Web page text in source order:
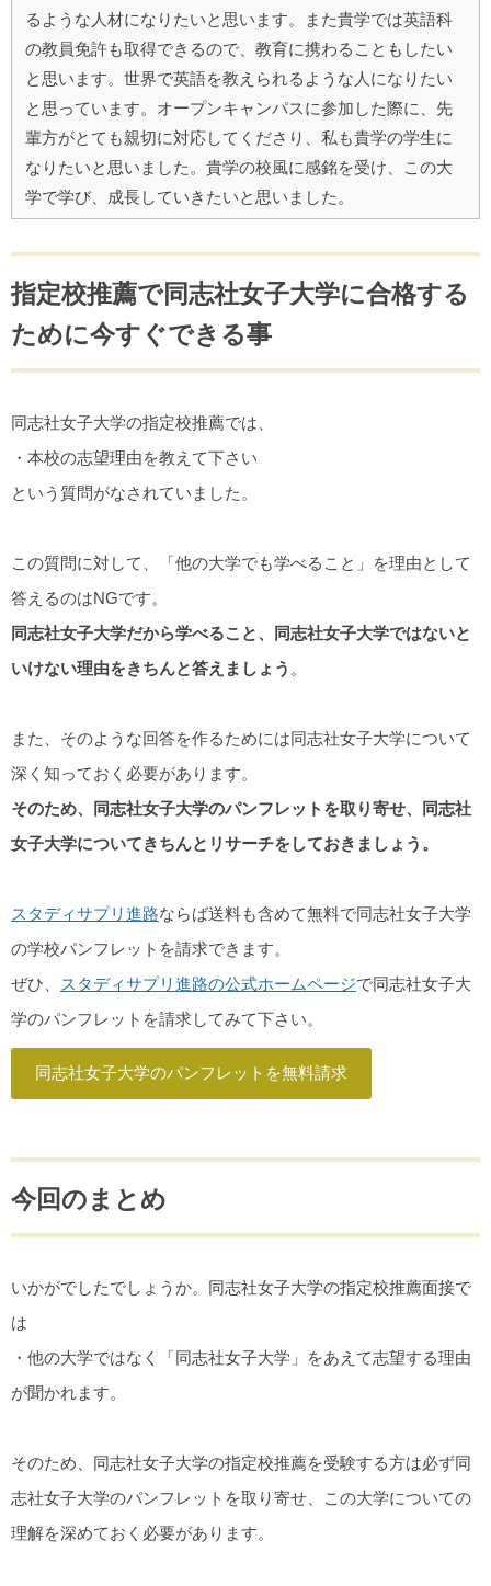
るような人材になりたいと思います。また貴学では英語科
の教員免許も取得できるので、教育に携わることもしたい
と思います。世界で英語を教えられるような人になりたい
と思っています。オープンキャンパスに参加した際に、先
輩方がとても親切に対応してくださり、私も貴学の学生に
なりたいと思いました。貴学の校風に感銘を受け、この大
学で学び、成長していきたいと思いました。
指定校推薦で同志社女子大学に合格する
ために今すぐできる事
同志社女子大学の指定校推薦では、
・本校の志望理由を教えて下さい
という質問がなされていました。
この質問に対して、「他の大学でも学べること」を理由として
答えるのはNGです。
同志社女子大学だから学べること、同志社女子大学ではないと
いけない理由をきちんと答えましょう 。
また、そのような回答を作るためには同志社女子大学について
深く知っておく必要があります。
そのため、同志社女子大学のパンフレットを取り寄せ、同志社
女子大学についてきちんとリサーチをしておきましょう。
スタディサプリ進路ならば送料も含めて無料で同志社女子大学
の学校パンフレットを請求できます。
ぜひ、
スタディサプリ進路の公式ホームページで同志社女子大
学のパンフレットを請求してみて下さい。
同志社女子大学のパンフレットを無料請求
今回のまとめ
いかがでしたでしょうか。同志社女子大学の指定校推薦面接で
は
・他の大学ではなく「同志社女子大学」をあえて志望する理由
が聞かれます。
そのため、同志社女子大学の指定校推薦を受験する方は必ず同
志社女子大学のパンフレットを取り寄せ、この大学についての
理解を深めておく必要があります。